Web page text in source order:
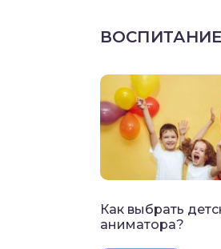
ВОСПИТАНИЕ
Как выбрать
аниматора?